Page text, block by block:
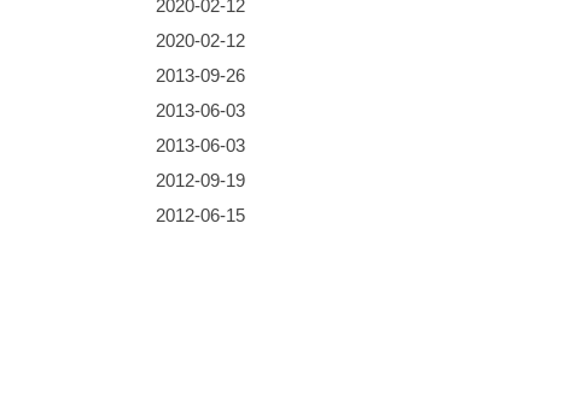
2020-02-12
2020-02-12
2013-09-26
2013-06-03
2013-06-03
2012-09-19
2012-06-15